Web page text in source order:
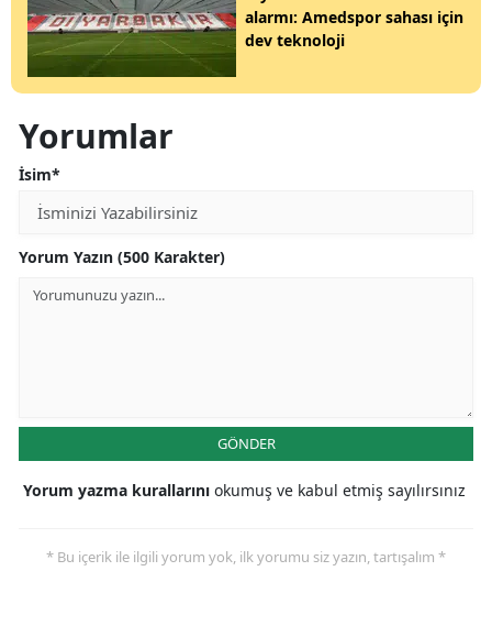
alarmı: Amedspor sahası için
dev teknoloji
Yorumlar
İsim*
Yorum Yazın (500 Karakter)
GÖNDER
Yorum yazma kurallarını okumuş ve kabul etmiş sayılırsınız
* Bu içerik ile ilgili yorum yok, ilk yorumu siz yazın, tartışalım *